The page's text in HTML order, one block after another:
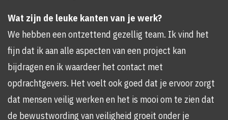
Wat zijn de leuke kanten van je werk?
We hebben een ontzettend gezellig team. Ik vind het
fijn dat ik aan alle aspecten van een project kan
bijdragen en ik waardeer het contact met
opdrachtgevers. Het voelt ook goed dat je ervoor zorgt
dat mensen veilig werken en het is mooi om te zien dat
de bewustwording van veiligheid groeit onder je